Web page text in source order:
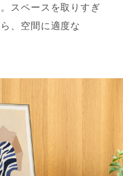
スペースを取りすぎ
、空間に適度な